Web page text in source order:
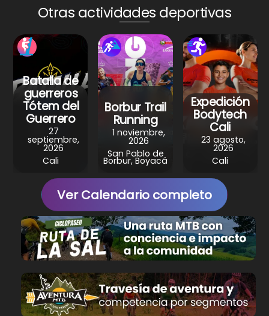
A
p
p
b
o
o
k
st a
m
Otras actividades deportivas
Batalla de
guerreros
Tótem del
Guerrero
27
septiembre,
2026
Cali
Borbur Trail
Running
1 noviembre,
2026
San Pablo de
Borbur, Boyacá
Expedición
Bodytech
Cali
23 agosto,
2026
Cali
Ver Calendario completo